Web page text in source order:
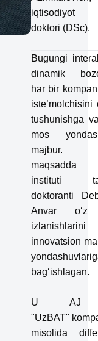
iqtisodiyot
doktori (DSc).
Bugungi
dinamik
har bir
iste’molchisini
tushunishga
mos
majbur.
maqsadda
instituti
doktoranti
Anvar o‘z
izlanishlarini
innovatsion
bag‘ishlagan.
U AJ
"UzBAT"
misolida